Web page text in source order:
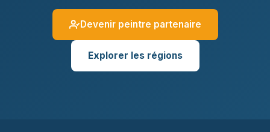
Devenir peintre partenaire
Explorer les régions